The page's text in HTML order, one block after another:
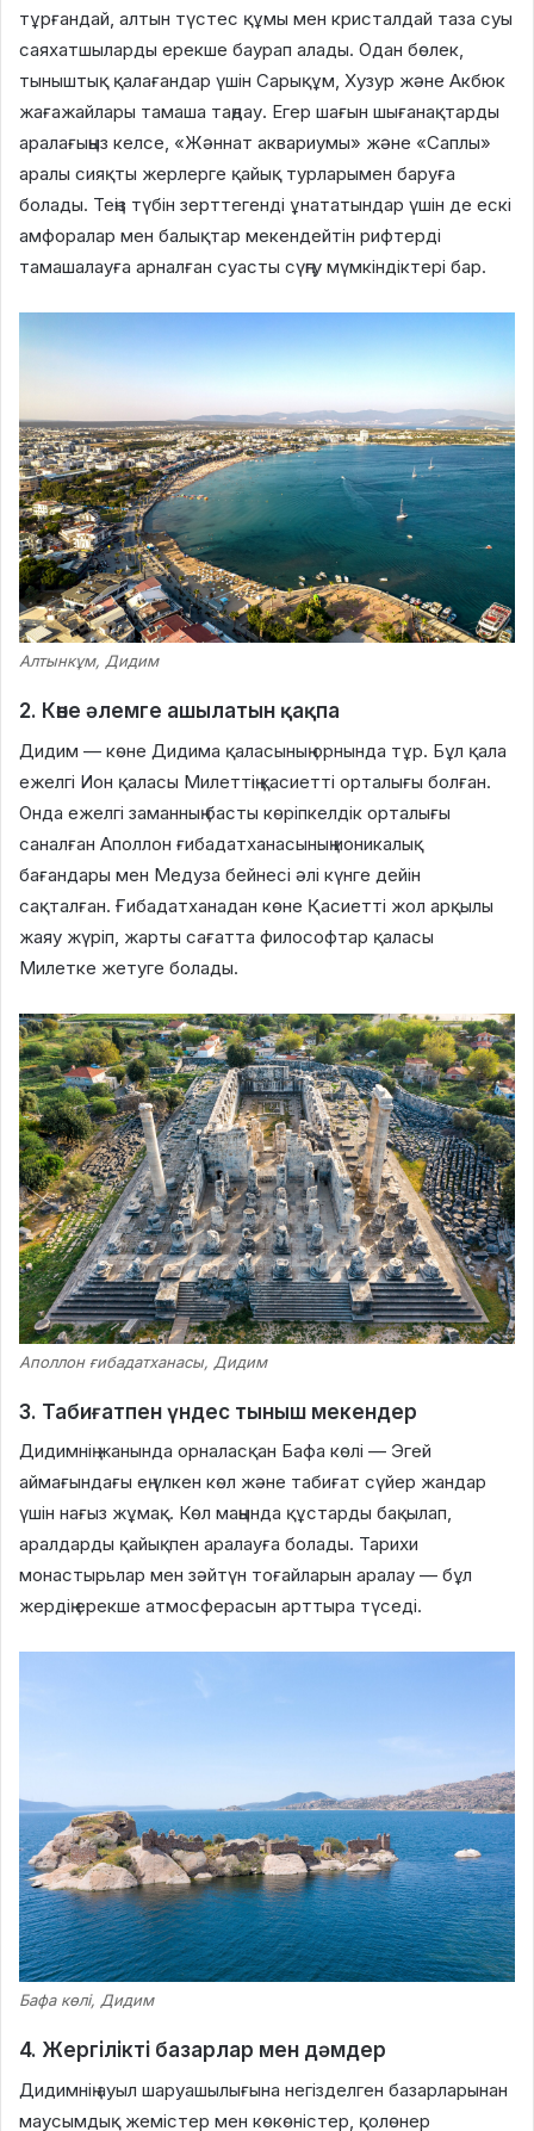
тұрғандай, алтын түстес құмы мен кристалдай таза суы
саяхатшыларды ерекше баурап алады. Одан бөлек,
тыныштық қалағандар үшін Сарықұм, Хузур және Акбюк
жағажайлары тамаша таңдау. Егер шағын шығанақтарды
аралағыңыз келсе, «Жәннат аквариумы» және «Саплы»
аралы сияқты жерлерге қайық турларымен баруға
болады. Теңіз түбін зерттегенді ұнататындар үшін де ескі
амфоралар мен балықтар мекендейтін рифтерді
тамашалауға арналған суасты сүңгу мүмкіндіктері бар.
Алтынкұм, Дидим
2. Көне әлемге ашылатын қақпа
Дидим — көне Дидима қаласының орнында тұр. Бұл қала
ежелгі Ион қаласы Милеттің қасиетті орталығы болған.
Онда ежелгі заманның басты көріпкелдік орталығы
саналған Аполлон ғибадатханасының ионикалық
бағандары мен Медуза бейнесі әлі күнге дейін
сақталған. Ғибадатханадан көне Қасиетті жол арқылы
жаяу жүріп, жарты сағатта философтар қаласы
Милетке жетуге болады.
Аполлон ғибадатханасы, Дидим
3. Табиғатпен үндес тыныш мекендер
Дидимнің жанында орналасқан Бафа көлі — Эгей
аймағындағы ең үлкен көл және табиғат сүйер жандар
үшін нағыз жұмақ. Көл маңында құстарды бақылап,
аралдарды қайықпен аралауға болады. Тарихи
монастырьлар мен зәйтүн тоғайларын аралау — бұл
жердің ерекше атмосферасын арттыра түседі.
Бафа көлі, Дидим
4. Жергілікті базарлар мен дәмдер
Дидимнің ауыл шаруашылығына негізделген базарларынан
маусымдық жемістер мен көкөністер, қолөнер